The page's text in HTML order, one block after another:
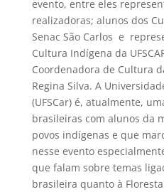
evento, entre eles
realizadoras; alunos dos
Senac São Carlos e
Cultura Indígena da
Coordenadora de Cultura
Regina Silva. A
(UFSCar) é, atualmente,
brasileiras com alunos da
povos indígenas e que
nesse evento
que falam sobre temas
brasileira quanto à